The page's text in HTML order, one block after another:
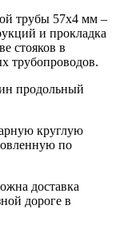
трубы 57х4 мм –
и прокладка
стояков в
трубопроводов.
продольный
круглую
по
доставка
дороге в